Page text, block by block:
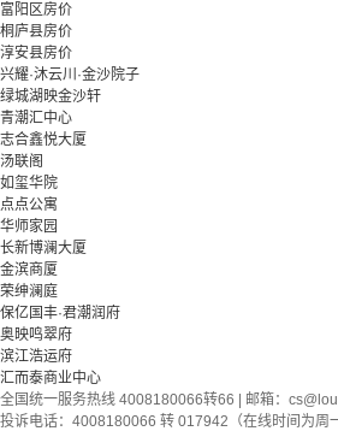
富阳区房价
桐庐县房价
淳安县房价
兴耀·沐云川·金沙院子
绿城湖映金沙轩
青潮汇中心
志合鑫悦大厦
汤联阁
如玺华院
点点公寓
华师家园
长新博澜大厦
金滨商厦
荣绅澜庭
保亿国丰·君潮润府
奥映鸣翠府
滨江浩运府
汇而泰商业中心
全国统一服务热线 4008180066转66 | 邮箱：
投诉电话：4008180066 转 017942（在线时间为周